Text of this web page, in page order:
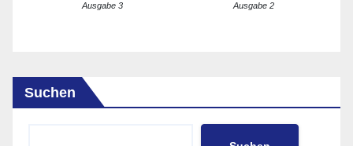
Ausgabe 3 Ausgabe 2
Suchen